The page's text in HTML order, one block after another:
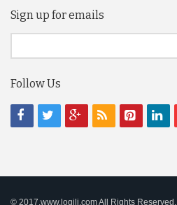
Sign up for emails
Follow Us
© 2017,www.logili.com All Rights Reserved.